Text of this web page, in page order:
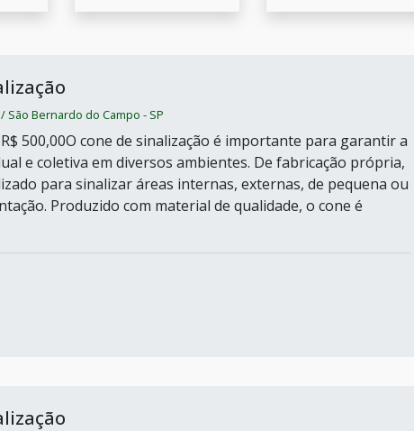
São Bernardo do Campo - SP
500,00O cone de sinalização é importante para garantir a
e coletiva em diversos ambientes. De fabricação própria,
para sinalizar áreas internas, externas, de pequena ou
Produzido com material de qualidade, o cone é